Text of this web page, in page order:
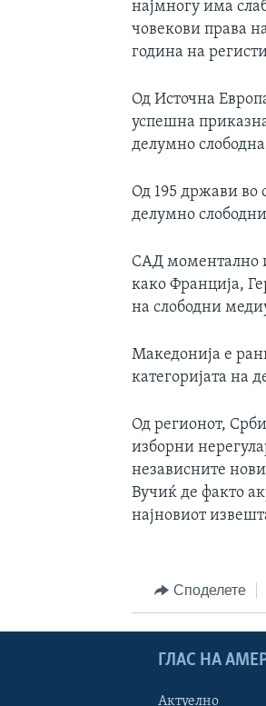
најмногу има
човекови права
година на
Од Источна
успешна
делумно
Од 195 држави во
делумно
САД моментално
како Франција,
на слободни
Македонија е
категоријата на
Од регионот,
изборни
независните
Вучиќ де факто
најновиот
Споделете
ГЛАС НА
Актуелно